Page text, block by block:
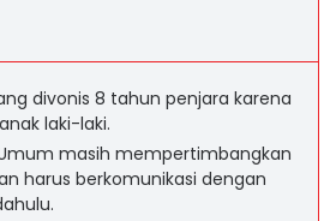
divonis 8 tahun penjara karena
laki-laki.
masih mempertimbangkan
harus berkomunikasi dengan